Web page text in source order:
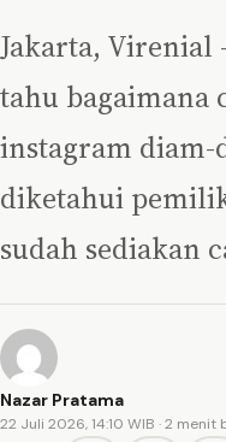
Jakarta, Virenial
tahu bagaimana
instagram
diketahui
sudah sediakan
Nazar Pratama
22 Juli 2026, 14:10 WIB · 2 menit